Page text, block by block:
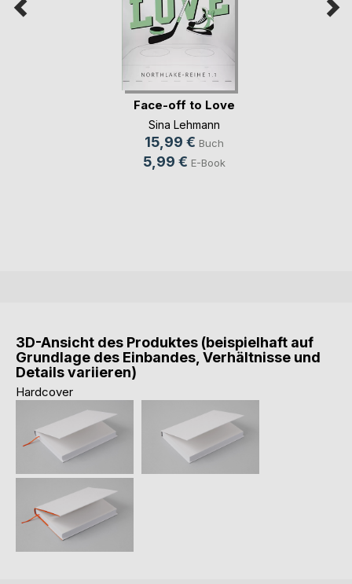
Face-off to Love
Sina Lehmann
15,99 € Buch
5,99 € E-Book
3D-Ansicht des Produktes (beispielhaft auf
Grundlage des Einbandes, Verhältnisse und
Details variieren)
Hardcover